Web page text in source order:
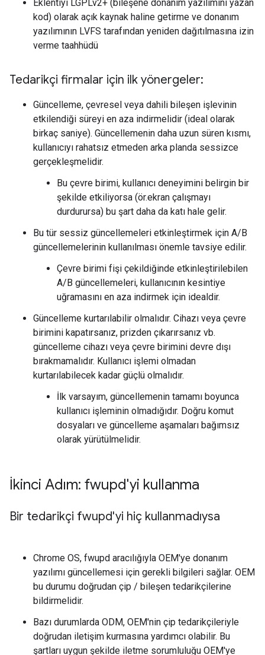
Eklentiyi LGPLv2+ (bileşene donanım yazılımını yazan
kod) olarak açık kaynak haline getirme ve donanım
yazılımının LVFS tarafından yeniden dağıtılmasına izin
verme taahhüdü
Tedarikçi firmalar için ilk yönergeler:
Güncelleme, çevresel veya dahili bileşen işlevinin
etkilendiği süreyi en aza indirmelidir (ideal olarak
birkaç saniye). Güncellemenin daha uzun süren kısmı,
kullanıcıyı rahatsız etmeden arka planda sessizce
gerçekleşmelidir.
Bu çevre birimi, kullanıcı deneyimini belirgin bir
şekilde etkiliyorsa (ör.ekran çalışmayı
durdurursa) bu şart daha da katı hale gelir.
Bu tür sessiz güncellemeleri etkinleştirmek için A/B
güncellemelerinin kullanılması önemle tavsiye edilir.
Çevre birimi fişi çekildiğinde etkinleştirilebilen
A/B güncellemeleri, kullanıcının kesintiye
uğramasını en aza indirmek için idealdir.
Güncelleme kurtarılabilir olmalıdır. Cihazı veya çevre
birimini kapatırsanız, prizden çıkarırsanız vb.
güncelleme cihazı veya çevre birimini devre dışı
bırakmamalıdır. Kullanıcı işlemi olmadan
kurtarılabilecek kadar güçlü olmalıdır.
İlk varsayım, güncellemenin tamamı boyunca
kullanıcı işleminin olmadığıdır. Doğru komut
dosyaları ve güncelleme aşamaları bağımsız
olarak yürütülmelidir.
İkinci Adım: fwupd'yi kullanma
Bir tedarikçi fwupd'yi hiç kullanmadıysa
Chrome OS, fwupd aracılığıyla OEM'ye donanım
yazılımı güncellemesi için gerekli bilgileri sağlar. OEM
bu durumu doğrudan çip / bileşen tedarikçilerine
bildirmelidir.
Bazı durumlarda ODM, OEM'nin çip tedarikçileriyle
doğrudan iletişim kurmasına yardımcı olabilir. Bu
şartları uygun şekilde iletme sorumluluğu OEM'ye